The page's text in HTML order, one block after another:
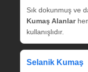
Sık dokunmuş ve
Kumaş Alanlar
kullanışlıdır.
Selanik Kumaş